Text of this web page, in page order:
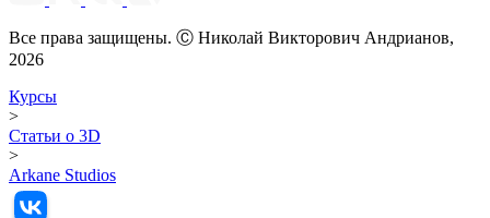
Все права защищены. Ⓒ Николай Викторович Андрианов,
2026
Курсы
>
Статьи о 3D
>
Arkane Studios